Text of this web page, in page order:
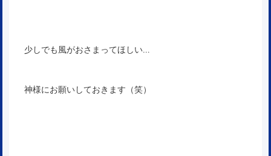
少しでも風がおさまってほしい…
神様にお願いしておきます（笑）